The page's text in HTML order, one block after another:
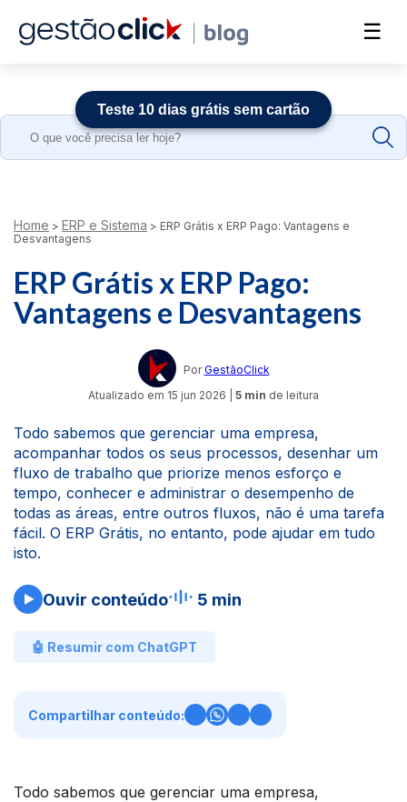
☰
Search
Home > ERP e Sistema > ERP Grátis x ERP Pago: Vantagens e
Desvantagens
ERP Grátis x ERP Pago:
Vantagens e Desvantagens
Por GestãoClick
Atualizado em 15 jun 2026 5 min de leitura
Todo sabemos que gerenciar uma empresa,
acompanhar todos os seus processos, desenhar um
fluxo de trabalho que priorize menos esforço e
tempo, conhecer e administrar o desempenho de
todas as áreas, entre outros fluxos, não é uma tarefa
fácil. O ERP Grátis, no entanto, pode ajudar em tudo
isto.
Ouvir conteúdo 5 min
🤖 Resumir com ChatGPT
Compartilhar conteúdo:
Todo sabemos que gerenciar uma empresa,
Teste 10 dias grátis sem cartão